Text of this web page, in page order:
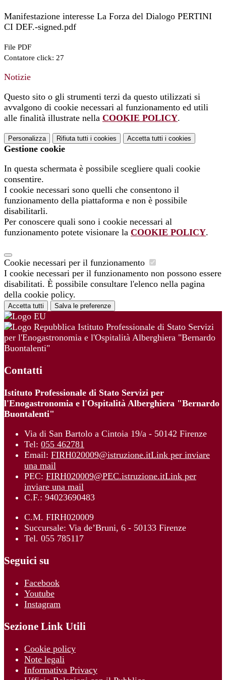
Manifestazione interesse La Forza del Dialogo PERTINI
CI DEF.-signed.pdf
File PDF
Contatore click: 27
Notizie
Questo sito o gli strumenti terzi da questo utilizzati si
avvalgono di cookie necessari al funzionamento ed utili
alle finalità illustrate nella COOKIE POLICY.
Personalizza Rifiuta tutti i cookies Accetta tutti i cookies
Gestione cookie
In questa schermata è possibile scegliere quali cookie
consentire.
I cookie necessari sono quelli che consentono il
funzionamento della piattaforma e non è possibile
disabilitarli.
Per conoscere quali sono i cookie necessari al
funzionamento potete visionare la COOKIE POLICY.
Cookie necessari per il funzionamento
I cookie necessari per il funzionamento non possono essere
disabilitati. È possibile consultare l'elenco nella pagina
della cookie policy.
Accetta tutti Salva le preferenze
Istituto Professionale di Stato Servizi
per l'Enogastronomia e l'Ospitalità Alberghiera "Bernardo
Buontalenti"
Contatti
Istituto Professionale di Stato Servizi per
l'Enogastronomia e l'Ospitalità Alberghiera "Bernardo
Buontalenti"
Via di San Bartolo a Cintoia 19/a - 50142 Firenze
Tel: 055 462781
Email: FIRH020009@istruzione.itLink per inviare
una mail
PEC: FIRH020009@PEC.istruzione.itLink per
inviare una mail
C.F.: 94023690483
C.M. FIRH020009
Succursale: Via de’Bruni, 6 - 50133 Firenze
Tel. 055 785117
Seguici su
Facebook
Youtube
Instagram
Sezione Link Utili
Cookie policy
Note legali
Informativa Privacy